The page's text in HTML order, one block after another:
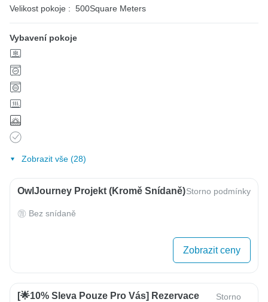
Velikost pokoje : 500Square Meters
Vybavení pokoje
Zobrazit vše (28)
OwlJourney Projekt (kromě Snídaně)Storno podmínky
Bez snídaně
Zobrazit ceny
[🌟10% Sleva Pouze Pro Vás] Rezervace
Storno